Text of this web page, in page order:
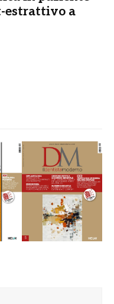
estrattivo a